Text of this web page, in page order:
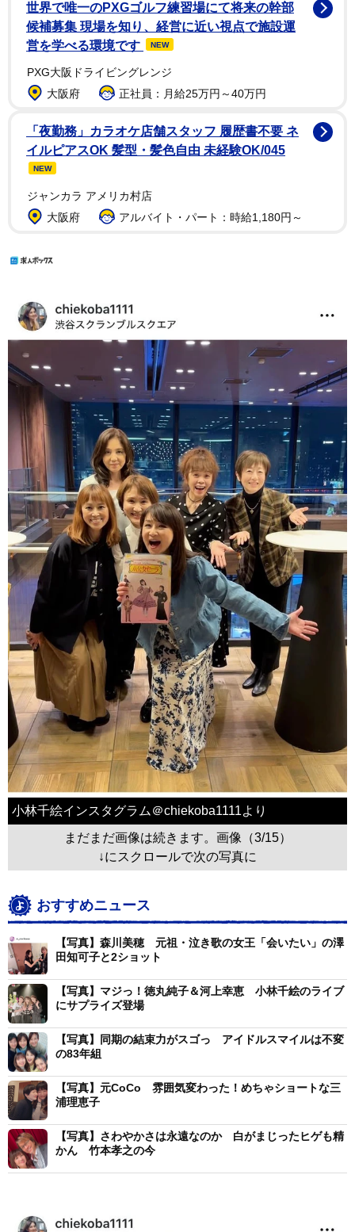
世界で唯一のPXGゴルフ練習場にて将来の幹部
候補募集 現場を知り、経営に近い視点で施設運
営を学べる環境です
NEW
PXG大阪ドライビングレンジ
大阪府
正社員：月給25万円～40万円
「夜勤務」カラオケ店舗スタッフ 履歴書不要 ネ
イルピアスOK 髪型・髪色自由 未経験OK/045
NEW
ジャンカラ アメリカ村店
大阪府
アルバイト・パート：時給1,180円～
小林千絵インスタグラム＠chiekoba1111より
まだまだ画像は続きます。画像（3/15）
↓にスクロールで次の写真に
おすすめニュース
【写真】森川美穂 元祖・泣き歌の女王「会いたい」の澤
田知可子と2ショット
【写真】マジっ！徳丸純子＆河上幸恵 小林千絵のライブ
にサプライズ登場
【写真】同期の結束力がスゴっ アイドルスマイルは不変
の83年組
【写真】元CoCo 雰囲気変わった！めちゃショートな三
浦理恵子
【写真】さわやかさは永遠なのか 白がまじったヒゲも精
かん 竹本孝之の今